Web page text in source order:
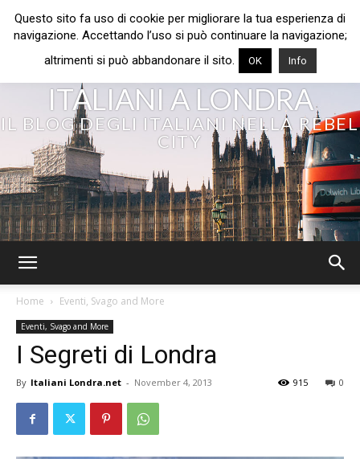
ITALIANI A LONDRA
IL BLOG DEGLI ITALIANI NELLA REBEL
CITY
Home Eventi, Svago and More
Eventi, Svago and More
I Segreti di Londra
By Italiani Londra.net - November 4, 2013 0
915
Questo sito fa uso di cookie per migliorare la tua esperienza di
navigazione. Accettando l’uso si può continuare la navigazione;
altrimenti si può abbandonare il sito.
OK Info